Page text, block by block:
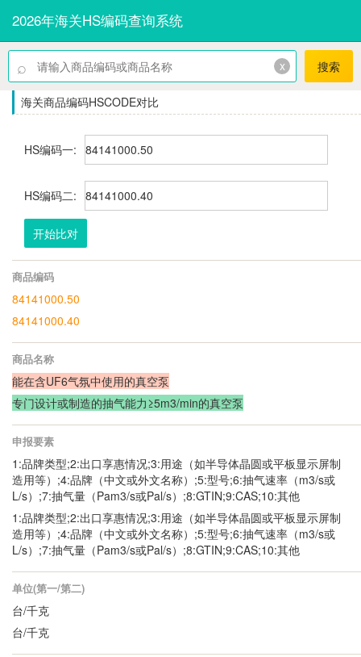
2026年海关HS编码查询系统
⌕ x 搜索
海关商品编码HSCODE对比
HS编码一:
HS编码二:
开始比对
商品编码
84141000.50
84141000.40
商品名称
能在含UF6气氛中使用的真空泵
专门设计或制造的抽气能力≥5m3/min的真空泵
申报要素
1:品牌类型;2:出口享惠情况;3:用途（如半导体晶圆或平板显示屏制
造用等）;4:品牌（中文或外文名称）;5:型号;6:抽气速率（m3/s或
L/s）;7:抽气量（Pam3/s或Pal/s）;8:GTIN;9:CAS;10:其他
1:品牌类型;2:出口享惠情况;3:用途（如半导体晶圆或平板显示屏制
造用等）;4:品牌（中文或外文名称）;5:型号;6:抽气速率（m3/s或
L/s）;7:抽气量（Pam3/s或Pal/s）;8:GTIN;9:CAS;10:其他
单位(第一/第二)
台/千克
台/千克